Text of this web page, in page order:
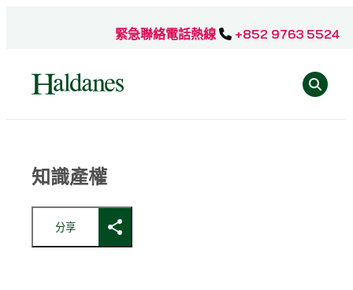
緊急聯絡電話熱線 +852 9763 5524
»
業
疇
知識產權
分享